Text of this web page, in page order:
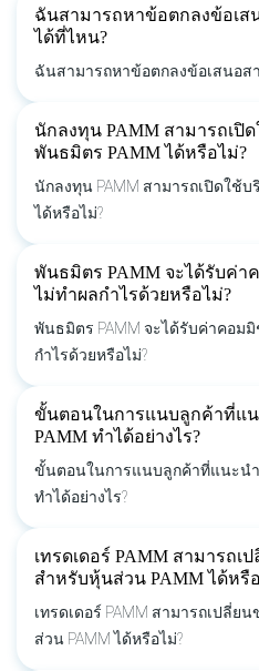
ฉันสามารถหาข้อตกลงข้อเส
ได้ที่ไหน?
ฉันสามารถหาข้อตกลงข้อเสนอส
นักลงทุน PAMM สามารถเปิ
พันธมิตร PAMM ได้หรือไม่?
นักลงทุน PAMM สามารถเปิดใช้
ได้หรือไม่?
พันธมิตร PAMM จะได้รับค่
ไม่ทำผลกำไรด้วยหรือไม่?
พันธมิตร PAMM จะได้รับค่าคอม
กำไรด้วยหรือไม่?
ขั้นตอนในการแนบลูกค้าที่แ
PAMM ทำได้อย่างไร?
ขั้นตอนในการแนบลูกค้าที่แนะนำ
ทำได้อย่างไร?
เทรดเดอร์ PAMM สามารถ
สำหรับหุ้นส่วน PAMM ได้หรื
เทรดเดอร์ PAMM สามารถเปลี่
ส่วน PAMM ได้หรือไม่?